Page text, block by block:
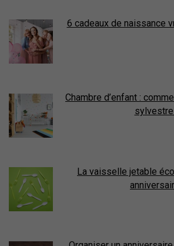
6 cadeaux de naissance
Chambre d’enfant :
sylvestre
La vaisselle jetable